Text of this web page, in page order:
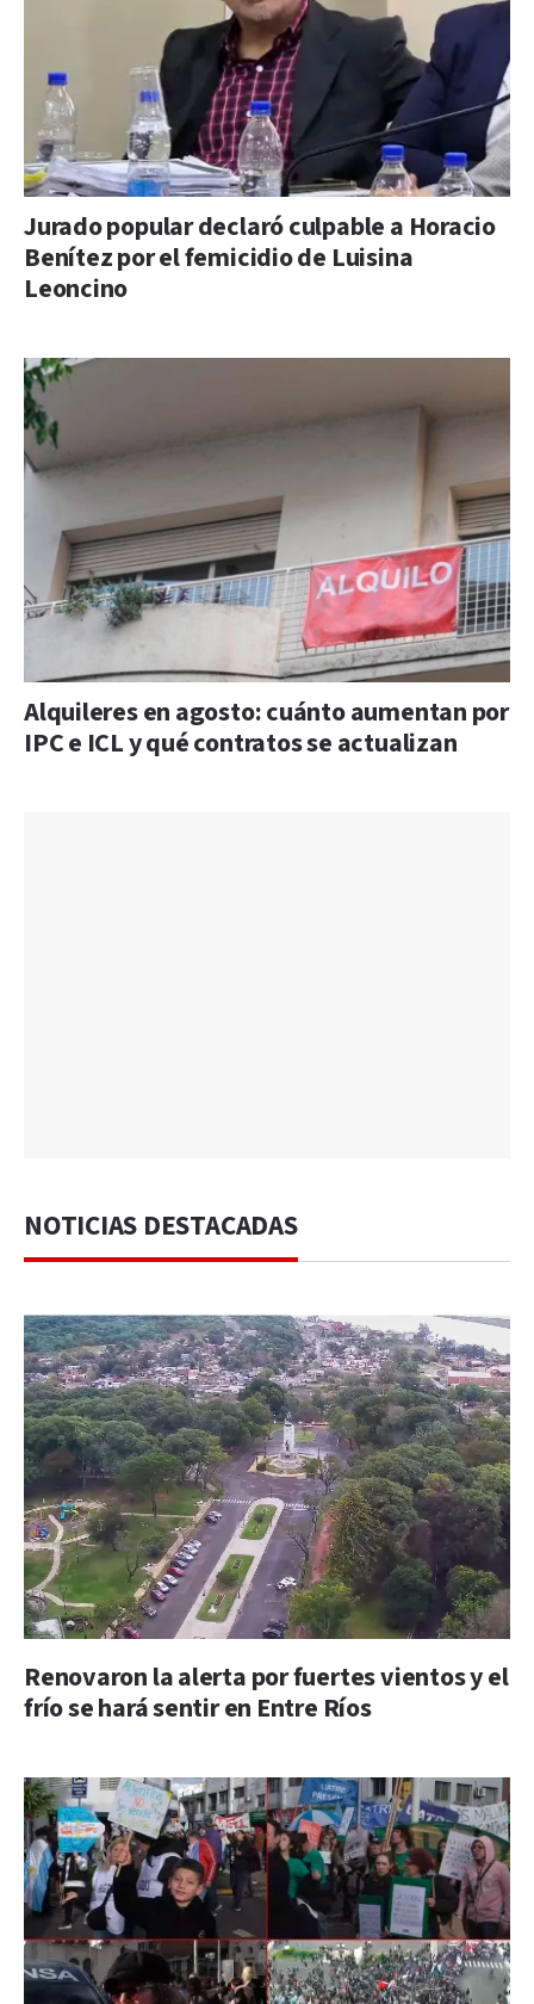
Jurado popular declaró culpable a Horacio
Benítez por el femicidio de Luisina
Leoncino
Alquileres en agosto: cuánto aumentan por
IPC e ICL y qué contratos se actualizan
NOTICIAS DESTACADAS
Renovaron la alerta por fuertes vientos y el
frío se hará sentir en Entre Ríos